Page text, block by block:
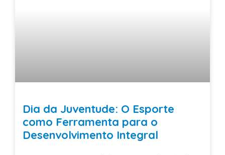
Dia da Juventude: O Esporte
como Ferramenta para o
Desenvolvimento Integral